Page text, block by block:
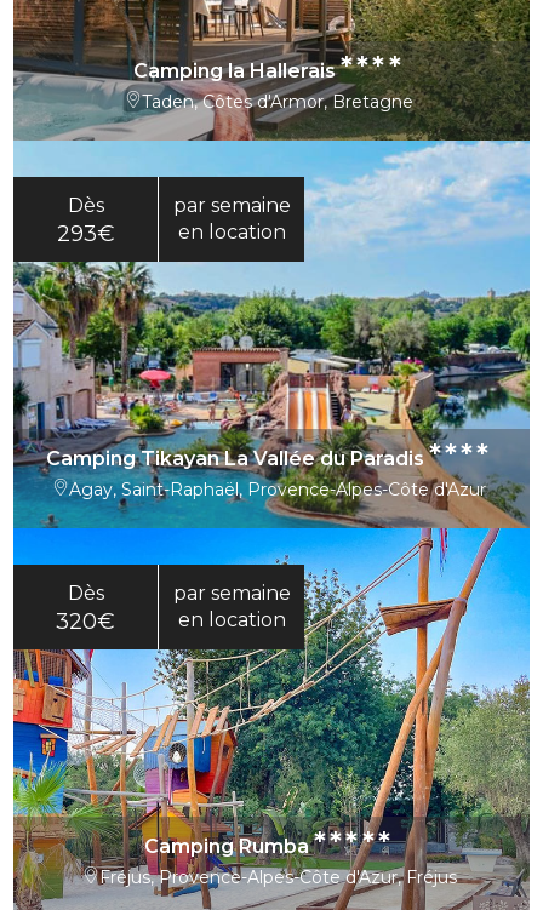
Camping la Hallerais****
Taden, Côtes d'Armor, Bretagne
Dès
293€
par semaine
en location
Camping Tikayan La Vallée du Paradis****
Agay, Saint-Raphaël, Provence-Alpes-Côte d'Azur
Dès
320€
par semaine
en location
Camping Rumba*****
Fréjus, Provence-Alpes-Côte d'Azur, Fréjus